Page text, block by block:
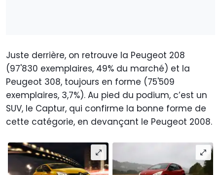
Juste derrière, on retrouve la Peugeot 208
(97'830 exemplaires, 49% du marché) et la
Peugeot 308, toujours en forme (75'509
exemplaires, 3,7%). Au pied du podium, c’est un
SUV, le Captur, qui confirme la bonne forme de
cette catégorie, en devançant le Peugeot 2008.